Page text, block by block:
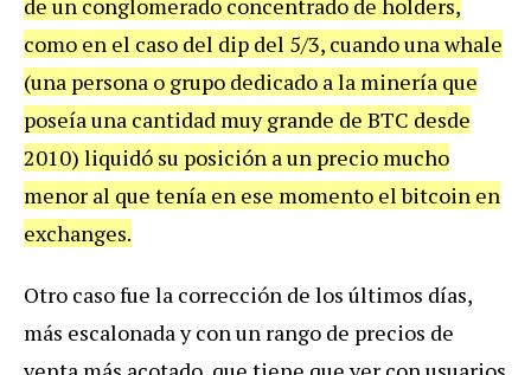
de un conglomerado concentrado de holders,
como en el caso del dip del 5/3, cuando una whale
(una persona o grupo dedicado a la minería que
poseía una cantidad muy grande de BTC desde
2010) liquidó su posición a un precio mucho
menor al que tenía en ese momento el bitcoin en
exchanges.
Otro caso fue la corrección de los últimos días,
más escalonada y con un rango de precios de